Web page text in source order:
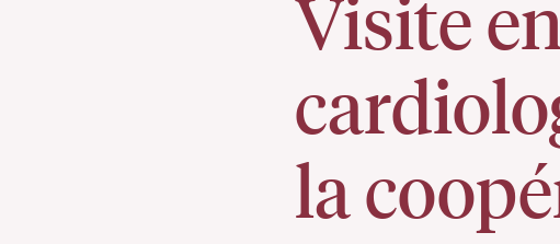
Visite
la